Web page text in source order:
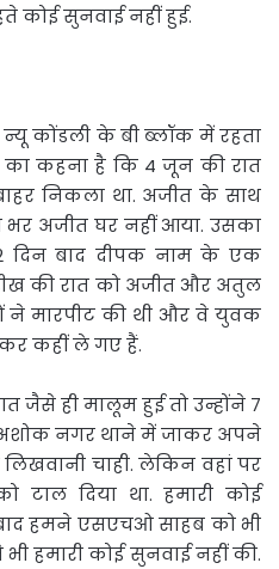
कोई सुनवाई नहीं हुई.
कोंडली के बी ब्लॉक में रहता
कहना है कि 4 जून की रात
निकला था. अजीत के साथ
भर अजीत घर नहीं आया. उसका
दिन बाद दीपक नाम के एक
की रात को अजीत और अतुल
ने मारपीट की थी और वे युवक
कहीं ले गए हैं.
जैसे ही मालूम हुई तो उन्होंने 7
नगर थाने में जाकर अपने
चाही. लेकिन वहां पर
टाल दिया था. हमारी कोई
हमने एसएचओ साहब को भी
हमारी कोई सुनवाई नहीं की.